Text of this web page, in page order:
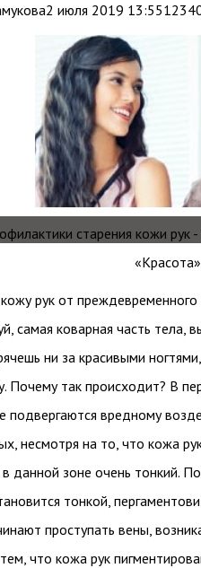
июля 2019
рук от
самая коварная часть
ни за красивыми
Почему так происходит? В
вредному
несмотря на то, что кожа
данной зоне очень тонкий.
тонкой,
проступать вены,
тем, что кожа рук